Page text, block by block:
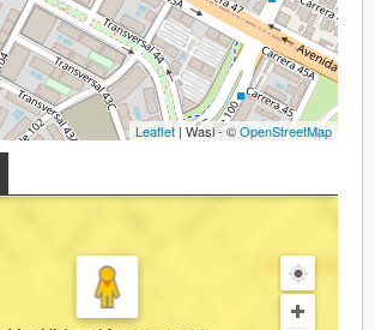
Leaflet| Wasi - ©OpenStreetMap